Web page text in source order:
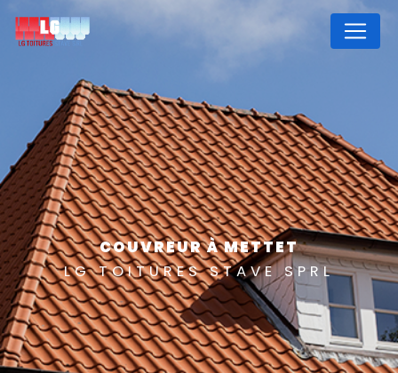
COUVREUR À METTET
LG TOITURES STAVE SPRL
Panneau de gestion des cookies